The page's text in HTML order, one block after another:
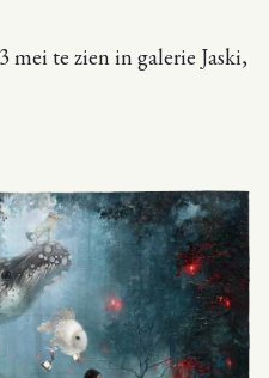
mei te zien in galerie Jaski,